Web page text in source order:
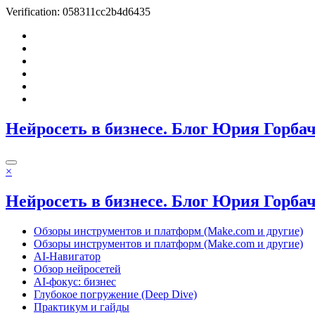
Verification: 058311cc2b4d6435
Перейти
содержимому
Нейросеть в бизнесе. Блог Юрия
×
Нейросеть в бизнесе. Блог Юрия
Обзоры инструментов и платформ (Make.com и другие)
Обзоры инструментов и платформ (Make.com и другие)
AI-Навигатор
Обзор нейросетей
AI-фокус: бизнес
Глубокое погружение (Deep Dive)
Практикум и гайды